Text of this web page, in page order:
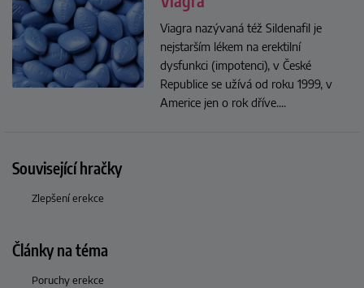
Viagra nazývaná též Sildenafil je
nejstarším lékem na erektilní
dysfunkci (impotenci), v České
Republice se užívá od roku 1999, v
Americe jen o rok dříve....
Související hračky
Zlepšení erekce
Články na téma
Poruchy erekce